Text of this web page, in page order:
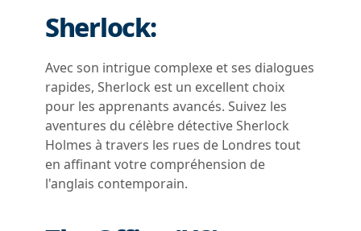
Sherlock:
Avec son intrigue complexe et ses dialogues
rapides, Sherlock est un excellent choix
pour les apprenants avancés. Suivez les
aventures du célèbre détective Sherlock
Holmes à travers les rues de Londres tout
en affinant votre compréhension de
l'anglais contemporain.